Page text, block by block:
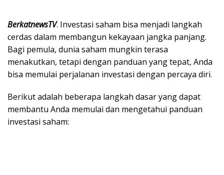
BerkatnewsTV. Investasi saham bisa menjadi langkah
cerdas dalam membangun kekayaan jangka panjang.
Bagi pemula, dunia saham mungkin terasa
menakutkan, tetapi dengan panduan yang tepat, Anda
bisa memulai perjalanan investasi dengan percaya diri.
Berikut adalah beberapa langkah dasar yang dapat
membantu Anda memulai dan mengetahui panduan
investasi saham: